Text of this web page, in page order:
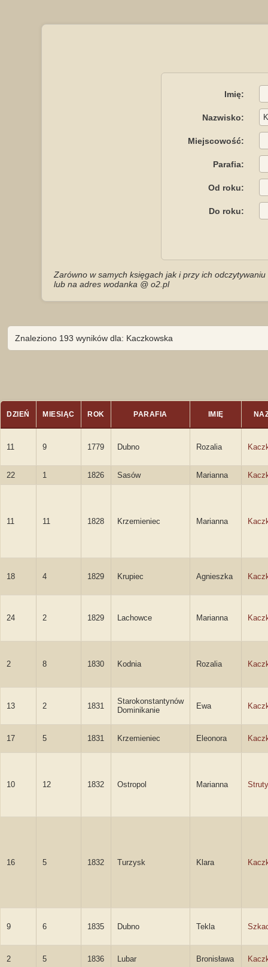
Imię:
Nazwisko:
Miejscowość:
Parafia:
Od roku:
Do roku:
Zarówno w samych księgach jak i przy ich
lub na adres wodanka @ o2.pl
Znaleziono 193 wyników dla: Kaczkowska
DZIEŃ MIESIĄC ROK PARAFIA IMIĘ
11 9 1779 Dubno Rozalia
22 1 1826 Sasów Marianna
11 11 1828 Krzemieniec Marianna
18 4 1829 Krupiec Agnieszka
24 2 1829 Lachowce Marianna
2 8 1830 Kodnia Rozalia
13 2 1831
Starokonstantynów
Dominikanie
Ewa
17 5 1831 Krzemieniec Eleonora
10 12 1832 Ostropol Marianna
16 5 1832 Turzysk Klara
9 6 1835 Dubno Tekla
2 5 1836 Lubar Bronisława